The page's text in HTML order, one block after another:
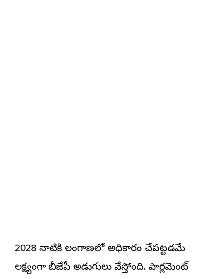
2028 నాటికి తెలంగాణలో అధికారం చేపట్టడమే
లక్ష్యంగా బీజేపీ అడుగులు వేస్తోంది. పార్లమెంట్